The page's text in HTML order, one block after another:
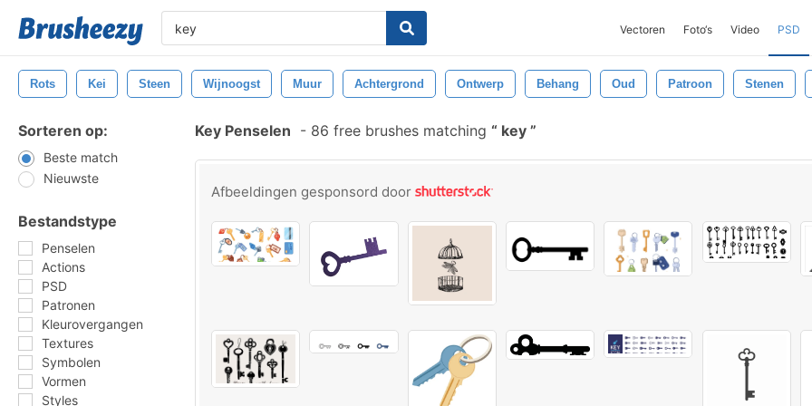
Vectoren Foto‘s Video PSD
Rots Kei Steen Wijnoogst Muur Achtergrond Ontwerp Behang Oud Patroon Stenen
Sorteren op:
Beste match
Nieuwste
Bestandstype
Penselen
Actions
PSD
Patronen
Kleurovergangen
Textures
Symbolen
Vormen
Styles
Key Penselen - 86 free brushes matching key
Afbeeldingen gesponsord door